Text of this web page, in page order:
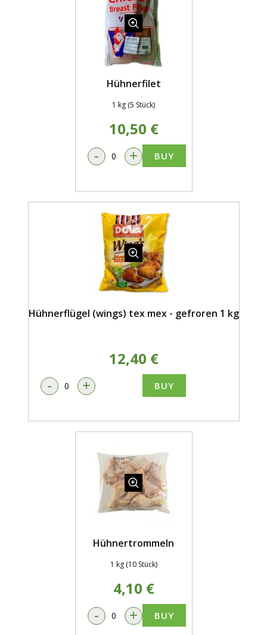
Hühnerfilet
1 kg (5 Stück)
10,50 €
- + BUY
Hühnerflügel (wings) tex mex - gefroren 1 kg
12,40 €
- + BUY
Hühnertrommeln
1 kg (10 Stück)
4,10 €
- + BUY